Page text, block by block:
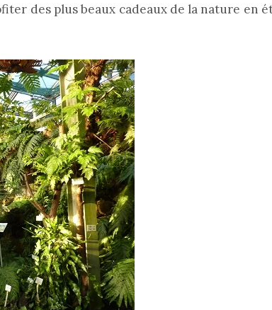
des plus beaux cadeaux de la nature en